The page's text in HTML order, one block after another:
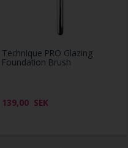
Technique PRO Glazing
Foundation Brush
139,00 SEK